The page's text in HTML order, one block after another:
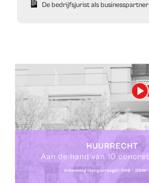
De bedrijfsjurist als businesspartner